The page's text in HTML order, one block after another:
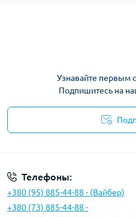
Узнавайте первым
Подпишитесь на
Телефоны:
+380 (95) 885-44-88 - (Вайбер)
+380 (73) 885-44-88 -